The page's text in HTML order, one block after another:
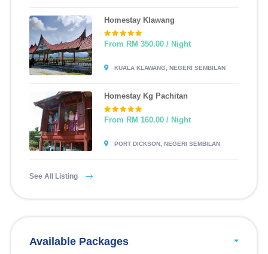
Homestay Klawang
From RM 350.00 / Night
KUALA KLAWANG, NEGERI SEMBILAN
Homestay Kg Pachitan
From RM 160.00 / Night
PORT DICKSON, NEGERI SEMBILAN
See All Listing
Available Packages